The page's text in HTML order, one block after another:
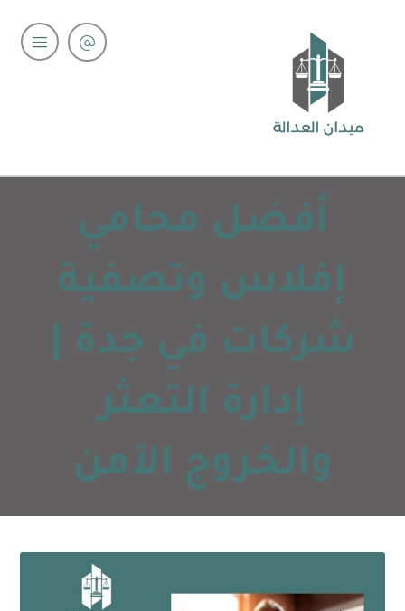
أفضل محامي
إفلاس وتصفية
شركات في جدة |
إدارة التعثر
والخروج الآمن